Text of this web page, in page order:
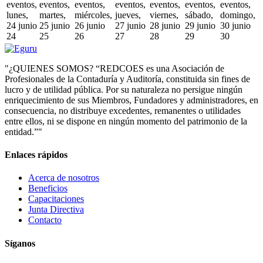
eventos,
lunes,
24 junio
24
eventos,
martes,
25 junio
25
eventos,
miércoles,
26 junio
26
eventos,
jueves,
27 junio
27
eventos,
viernes,
28 junio
28
eventos,
sábado,
29 junio
29
eventos,
domingo,
30 junio
30
"¿QUIENES SOMOS? “REDCOES es una Asociación de
Profesionales de la Contaduría y Auditoría, constituida sin fines de
lucro y de utilidad pública. Por su naturaleza no persigue ningún
enriquecimiento de sus Miembros, Fundadores y administradores, en
consecuencia, no distribuye excedentes, remanentes o utilidades
entre ellos, ni se dispone en ningún momento del patrimonio de la
entidad.”"
Enlaces rápidos
Acerca de nosotros
Beneficios
Capacitaciones
Junta Directiva
Contacto
Síganos